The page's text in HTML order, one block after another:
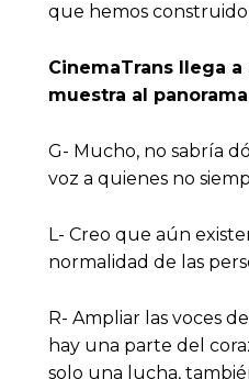
que hemos
CinemaTrans llega
muestra al
G- Mucho, no sabría
voz a quienes no
L- Creo que aún
normalidad de las
R- Ampliar las voces
hay una parte del
solo una lucha,